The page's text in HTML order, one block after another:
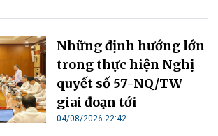
Những định hướng lớn
trong thực hiện Nghị
quyết số 57-NQ/TW
giai đoạn tới
04/08/2026 22:42